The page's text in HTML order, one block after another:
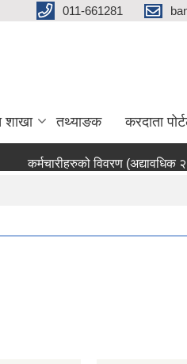
011-661281
शाखा तथ्याङक करदाता
कर्मचारीहरुको विवरण (अद्यावधिक